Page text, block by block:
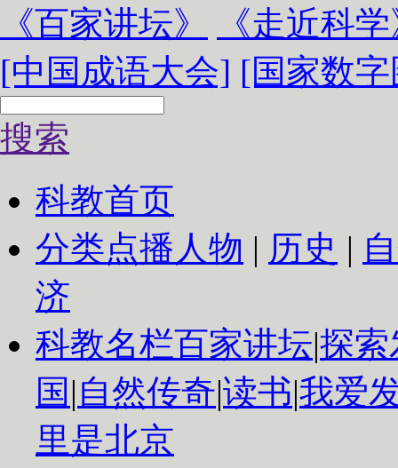
《百家讲坛》
《走近科
[中国成语大会] [国家数
搜索
科教首页
分类点播 人物 | 历史 |
济
科教名栏百家讲坛|探索
国 |自然传奇|读书|我爱
里是北京